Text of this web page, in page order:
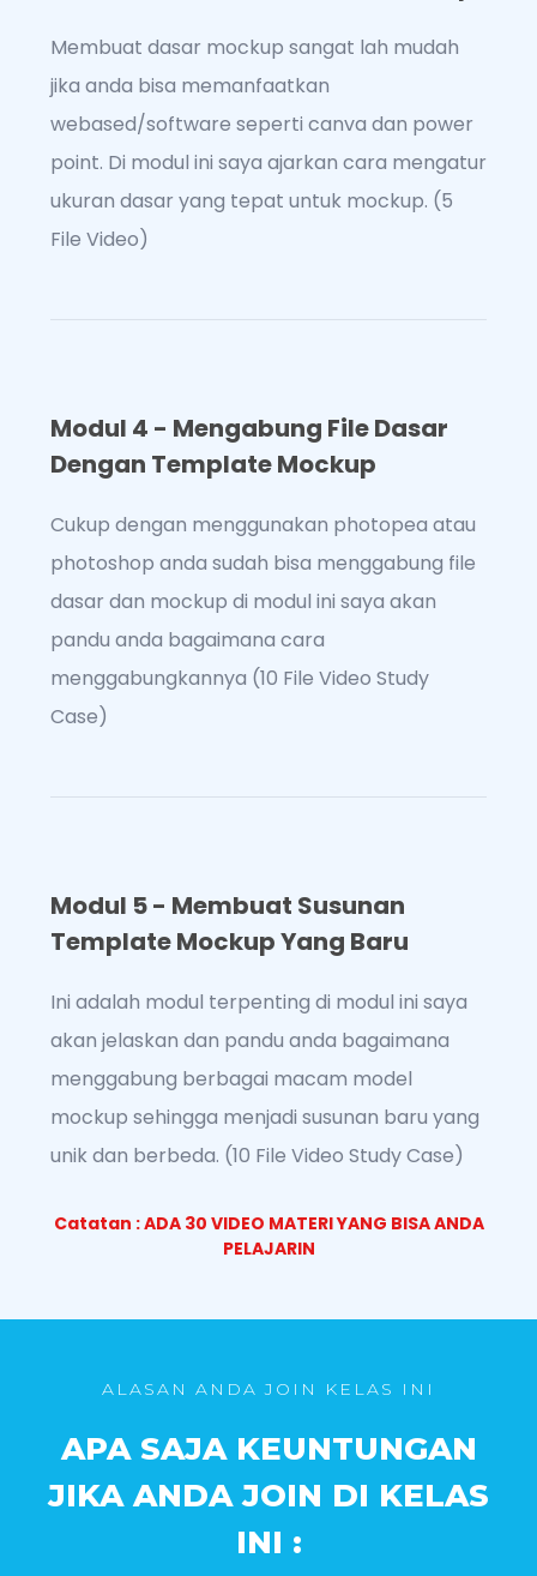
Membuat dasar mockup sangat lah mudah
jika anda bisa memanfaatkan
webased/software seperti canva dan power
point. Di modul ini saya ajarkan cara mengatur
ukuran dasar yang tepat untuk mockup. (5
File Video)
Modul 4 - Mengabung File Dasar
Dengan Template Mockup
Cukup dengan menggunakan photopea atau
photoshop anda sudah bisa menggabung file
dasar dan mockup di modul ini saya akan
pandu anda bagaimana cara
menggabungkannya (10 File Video Study
Case)
Modul 5 - Membuat Susunan
Template Mockup Yang Baru
Ini adalah modul terpenting di modul ini saya
akan jelaskan dan pandu anda bagaimana
menggabung berbagai macam model
mockup sehingga menjadi susunan baru yang
unik dan berbeda. (10 File Video Study Case)
Catatan : ADA 30 VIDEO MATERI YANG BISA ANDA
PELAJARIN
ALASAN ANDA JOIN KELAS INI
APA SAJA KEUNTUNGAN
JIKA ANDA JOIN DI KELAS
INI :